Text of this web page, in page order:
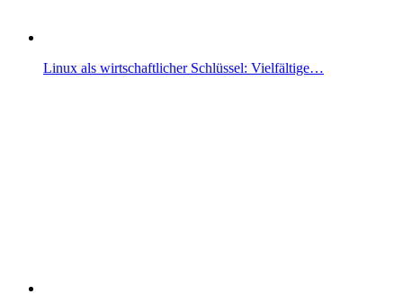
Linux als wirtschaftlicher Schlüssel: Vielfältige…